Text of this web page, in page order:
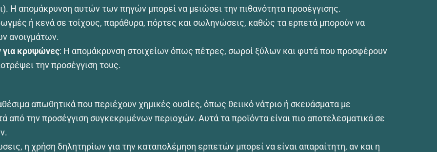
Η απομάκρυνση αυτών των πηγών μπορεί να μειώσει την πιθανότητα προσέγγισης.
ή κενά σε τοίχους, παράθυρα, πόρτες και σωληνώσεις, καθώς τα ερπετά μπορούν να
ανοιγμάτων.
κρυψώνες: Η απομάκρυνση στοιχείων όπως πέτρες, σωροί ξύλων και φυτά που προσφέρουν
την προσέγγιση τους.
απωθητικά που περιέχουν χημικές ουσίες, όπως θειικό νάτριο ή σκευάσματα με
από την προσέγγιση συγκεκριμένων περιοχών. Αυτά τα προϊόντα είναι πιο αποτελεσματικά σε
η χρήση δηλητηρίων για την καταπολέμηση ερπετών μπορεί να είναι απαραίτητη, αν και η